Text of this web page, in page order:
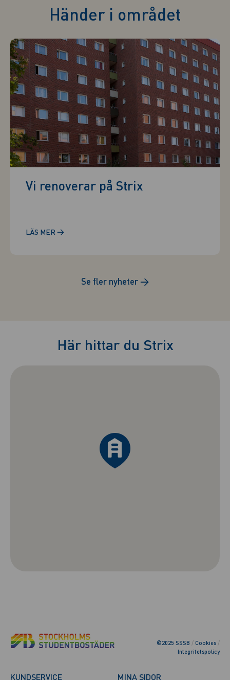
Händer i området
Vi renoverar på Strix
LÄS MER →
Se fler nyheter →
Här hittar du Strix
©2025 SSSB / Cookies /
Integritetspolicy
KUNDSERVICE MINA SIDOR